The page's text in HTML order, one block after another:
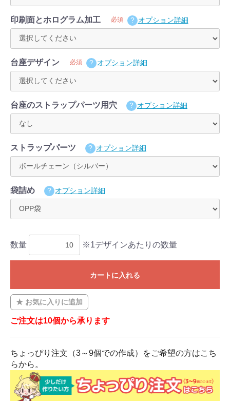
印刷面とホログラム加工 必須 オプション詳細
台座デザイン 必須 オプション詳細
台座のストラップパーツ用穴 オプション詳細
ストラップパーツ オプション詳細
袋詰め オプション詳細
数量 ※1デザインあたりの数量
カートに入れる
お気に入りに追加
ご注文は10個から承ります
ちょっぴり注文（3～9個での作成）をご希望の方はこち
らから。